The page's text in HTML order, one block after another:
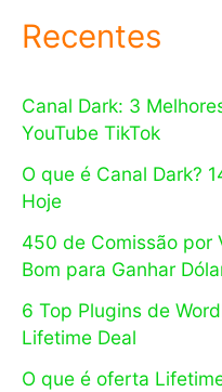
Recentes
Canal Dark: 3
YouTube TikTok
O que é Canal Dark?
Hoje
450 de Comissão por
Bom para Ganhar
6 Top Plugins de
Lifetime Deal
O que é oferta